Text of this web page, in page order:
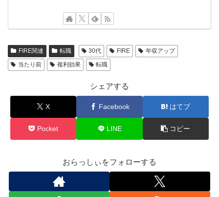
FIRE関連 転職 30代 FIRE
年収アップ
当たり前
複利効果 転職
シェアする
X Facebook はてブ
Pocket LINE コピー
おらっしぃをフォローする